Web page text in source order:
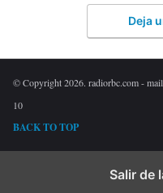
Deja
© Copyright 2026. radiorbc.com -
10
BACK TO TOP
Salir de